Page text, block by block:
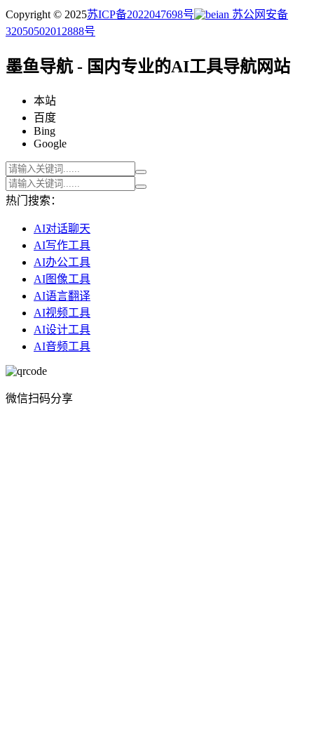
Copyright © 2025苏ICP备2022047698号
苏公网安备
32050502012888号
墨鱼导航 - 国内专业的AI工具导航网站
本站
百度
Bing
Google
热门搜索：
AI对话聊天
AI写作工具
AI办公工具
AI图像工具
AI语言翻译
AI视频工具
AI设计工具
AI音频工具
微信扫码分享